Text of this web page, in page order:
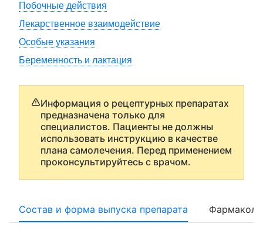
Побочные действия
Лекарственное взаимодействие
Особые указания
Беременность и лактация
Информация о рецептурных препаратах
предназначена только для
специалистов. Пациенты не должны
использовать инструкцию в качестве
плана самолечения. Перед применением
проконсультируйтесь с врачом.
Состав и форма выпуска препарата